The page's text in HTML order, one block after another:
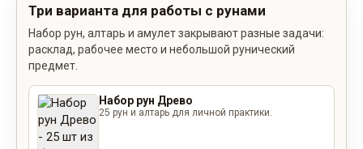
Три варианта для работы с рунами
Набор рун, алтарь и амулет закрывают разные задачи:
расклад, рабочее место и небольшой рунический
предмет.
Набор рун Древо
25 рун и алтарь для личной практики.